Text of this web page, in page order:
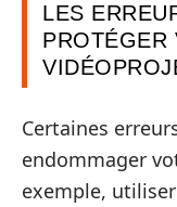
LES
PROTÉGER
Certaines
endommager
exemple,